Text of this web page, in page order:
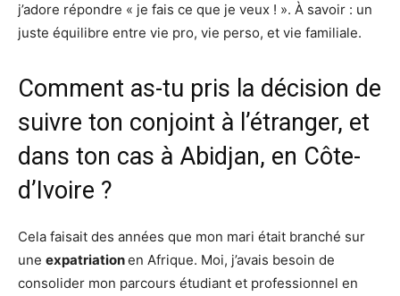
j’adore répondre « je fais ce que je veux ! ». À savoir : un
juste équilibre entre vie pro, vie perso, et vie familiale.
Comment as-tu pris la décision de
suivre ton conjoint à l’étranger, et
dans ton cas à Abidjan, en Côte-
d’Ivoire ?
Cela faisait des années que mon mari était branché sur
une expatriationen Afrique. Moi, j’avais besoin de
consolider mon parcours étudiant et professionnel en